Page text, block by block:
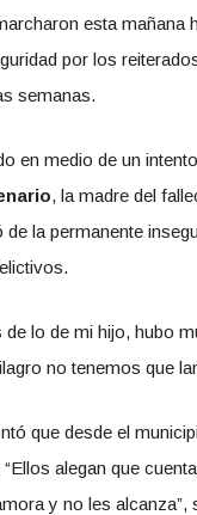
esta mañana
por los
semanas.
en medio de un
, la madre del
la permanente
de lo de mi hijo, hubo
no tenemos que
que desde el
“Ellos alegan que
y no les alcanza”,